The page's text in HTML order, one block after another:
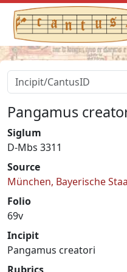
Pangamus
Siglum
D-Mbs 3311
Source
München, Bayerische
Folio
69v
Incipit
Pangamus creatori